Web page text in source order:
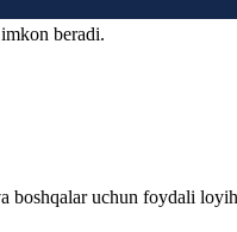
beradi.
uchun foydali